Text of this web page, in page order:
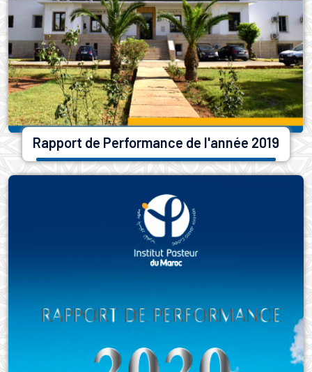
Rapport de Performance de l'année 2019